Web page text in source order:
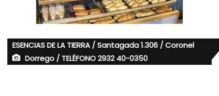
ESENCIAS DE LA TIERRA / Santagada 1.306 / Coronel
Dorrego / TELÉFONO 2932 40-0350